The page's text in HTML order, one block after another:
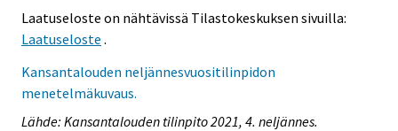
Laatuseloste on nähtävissä Tilastokeskuksen sivuilla:
Laatuseloste .
Kansantalouden neljännesvuositilinpidon
menetelmäkuvaus.
Lähde: Kansantalouden tilinpito 2021, 4. neljännes.